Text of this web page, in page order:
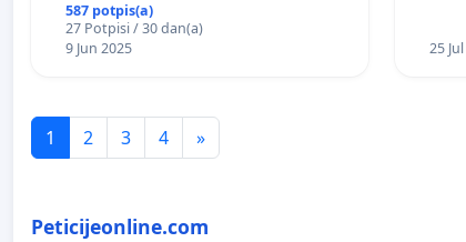
587 potpis(a)
27 Potpisi / 30 dan(a)
9 Jun 2025
25
1 2 3 4 »
Peticijeonline.com